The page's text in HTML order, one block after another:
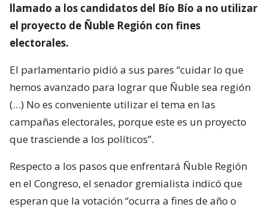
llamado a los candidatos del Bío Bío a no utilizar
el proyecto de Ñuble Región con fines
electorales.
El parlamentario pidió a sus pares “cuidar lo que
hemos avanzado para lograr que Ñuble sea región
(…) No es conveniente utilizar el tema en las
campañas electorales, porque este es un proyecto
que trasciende a los políticos”.
Respecto a los pasos que enfrentará Ñuble Región
en el Congreso, el senador gremialista indicó que
esperan que la votación “ocurra a fines de año o